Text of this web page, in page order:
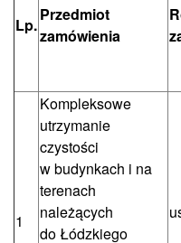
Lp.
Przedmiot
zamówienia
1
Kompleksowe
utrzymanie
czystości
w budynkach i na
terenach
należących
do Łódzkiego